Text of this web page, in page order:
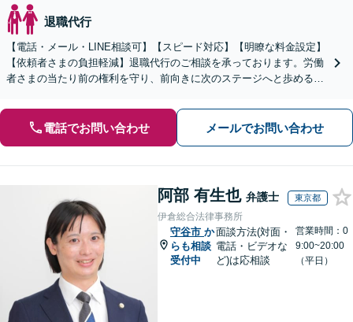
退職代行
【電話・メール・LINE相談可】【スピード対応】【明瞭な料金設定】
【依頼者さまの負担軽減】退職代行のご相談を承っております。労働
者さまの当たり前の権利を守り、前向きに次のステージへと歩めるよ
電話でお問い合わせ メールでお問い合わせ
阿部 有生也 弁護士 東京都
伊倉総合法律事務所
守谷市 か
らも相談
受付中
面談方法(対面・
電話・ビデオな
ど)は応相談
営業時間：0
9:00~20:00
（平日）